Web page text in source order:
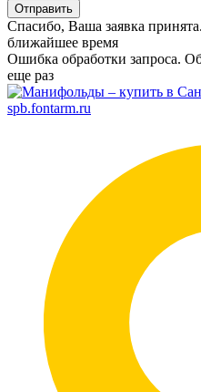
Отправить
Спасибо, Ваша заявка
ближайшее время
Ошибка обработки запроса.
еще раз